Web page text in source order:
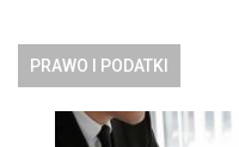
PRAWO I PODATKI